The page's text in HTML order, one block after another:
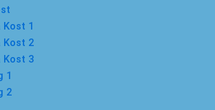
Kost 1
Kost 2
Kost 3
1
2